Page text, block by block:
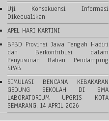
Uji Konsekuensi Informasi
Dikecualikan
APEL HARI KARTINI
BPBD Provinsi Jawa Tengah Hadiri
dan Berkontribusi dalam
Penyusunan Bahan Pendamping
SPAB
SIMULASI BENCANA KEBAKARAN
GEDUNG SEKOLAH DI SMA
LABORATORIUM UPGRIS KOTA
SEMARANG, 14 APRIL 2026